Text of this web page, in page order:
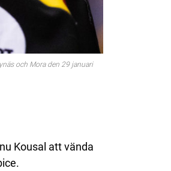
och Mora den 29 januari
Kousal att vända